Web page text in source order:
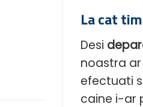
La cat
Desi
noastra
efectuati
caine i-ar